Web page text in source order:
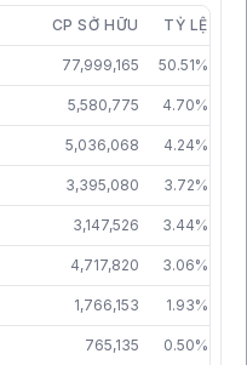
CP SỞ HỮU TỶ LỆ
77,999,165 50.51%
5,580,775 4.70%
5,036,068 4.24%
3,395,080 3.72%
3,147,526 3.44%
4,717,820 3.06%
1,766,153 1.93%
765,135 0.50%